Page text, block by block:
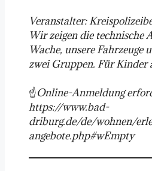
Veranstalter:
Wir zeigen die technische
Wache, unsere Fahrzeuge
zwei Gruppen. Für Kinder
☝️Online-Anmeldung
https://www.bad-
driburg.de/de/wohnen/
angebote.php#wEmpty